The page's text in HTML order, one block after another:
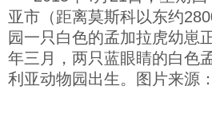
军事
评论
亚市（距离莫斯科以东约
园一只白色的孟加拉虎幼崽
年三月，两只蓝眼睛的白色
利亚动物园出生。图片来源